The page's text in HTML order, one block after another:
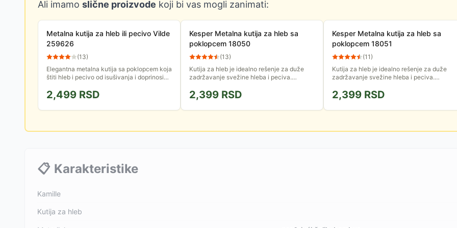
Ali imamo slične proizvode koji bi vas mogli zanimati:
Metalna kutija za hleb ili pecivo Vilde
259626
(13)
Elegantna metalna kutija sa poklopcem koja
štiti hleb i pecivo od isušivanja i doprinosi
kutije su 34 x 20 x...
2,499 RSD
Kesper Metalna kutija za hleb sa
poklopcem 18050
(13)
Kutija za hleb je idealno rešenje za duže
zadržavanje svežine hleba i peciva.
a izdržljiva metalna...
2,399 RSD
Kesper Metalna kutija za hleb sa
poklopcem 18051
(11)
Kutija za hleb je idealno rešenje za duže
zadržavanje svežine hleba i peciva.
a izdržljiva metalna...
2,399 RSD
📋 Karakteristike
Kamille
Kutija za hleb